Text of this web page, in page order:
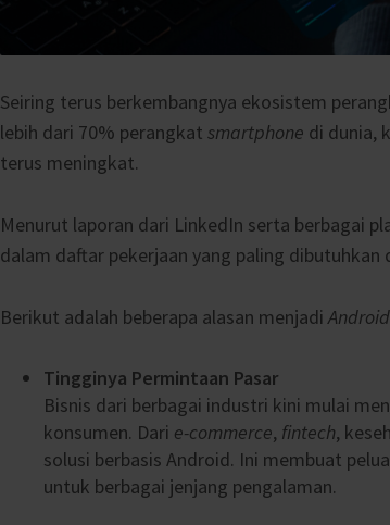
Seiring terus berkembangnya ekosistem
lebih dari 70% perangkat smartphone di dunia,
terus meningkat.
Menurut laporan dari LinkedIn serta berbagai
dalam daftar pekerjaan yang paling
Berikut adalah beberapa alasan menjadi
Tingginya Permintaan Pasar
Bisnis dari berbagai industri kini mulai
konsumen. Dari e-commerce, fintech,
solusi berbasis Android. Ini membuat
untuk berbagai jenjang pengalaman.